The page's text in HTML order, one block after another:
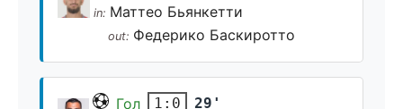
in: Маттео Бьянкетти
out: Федерико Баскиротто
Гол 1:0 29'